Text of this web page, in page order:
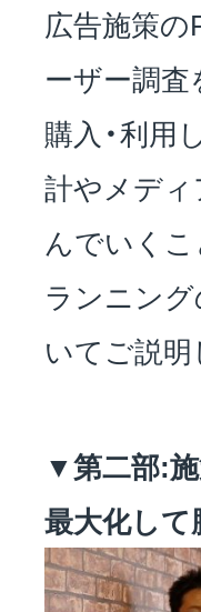
広告施策
ーザー調
購入・利用
計やメデ
んでいく
ランニン
いてご説明
▼第二部:
最大化し